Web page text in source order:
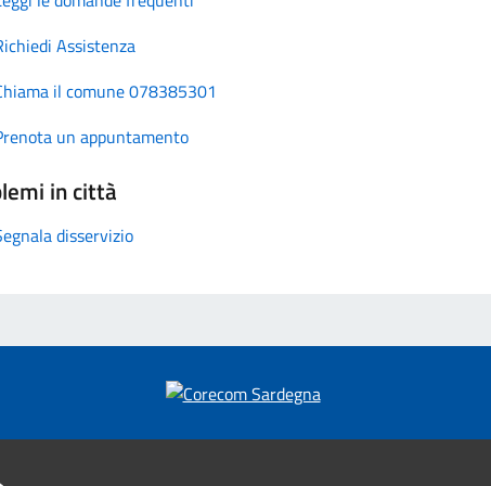
Assistenza
il comune 078385301
un appuntamento
in città
disservizio